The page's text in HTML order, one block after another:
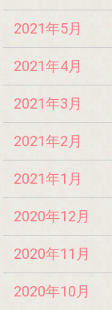
2021年5月
2021年4月
2021年3月
2021年2月
2021年1月
2020年12月
2020年11月
2020年10月